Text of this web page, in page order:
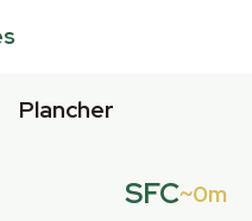
Plancher
SFC 0m